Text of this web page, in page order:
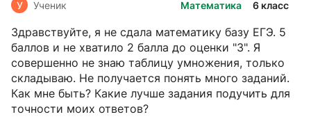
Математика 6 класс
У Ученик
Здравствуйте, я не сдала математику базу ЕГЭ. 5
баллов и не хватило 2 балла до оценки "3". Я
совершенно не знаю таблицу умножения, только
складываю. Не получается понять много заданий.
Как мне быть? Какие лучше задания подучить для
точности моих ответов?